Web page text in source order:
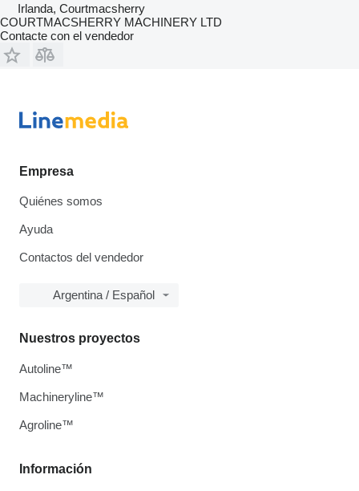
Irlanda, Courtmacsherry
COURTMACSHERRY MACHINERY LTD
Contacte con el vendedor
Empresa
Quiénes somos
Ayuda
Contactos del vendedor
Argentina / Español
Información
Nuestros proyectos
Autoline™
Machineryline™
Agroline™